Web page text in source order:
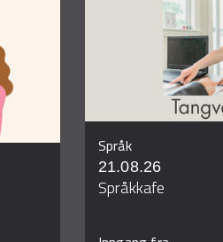
Språk
21.08.26
Språkkafe